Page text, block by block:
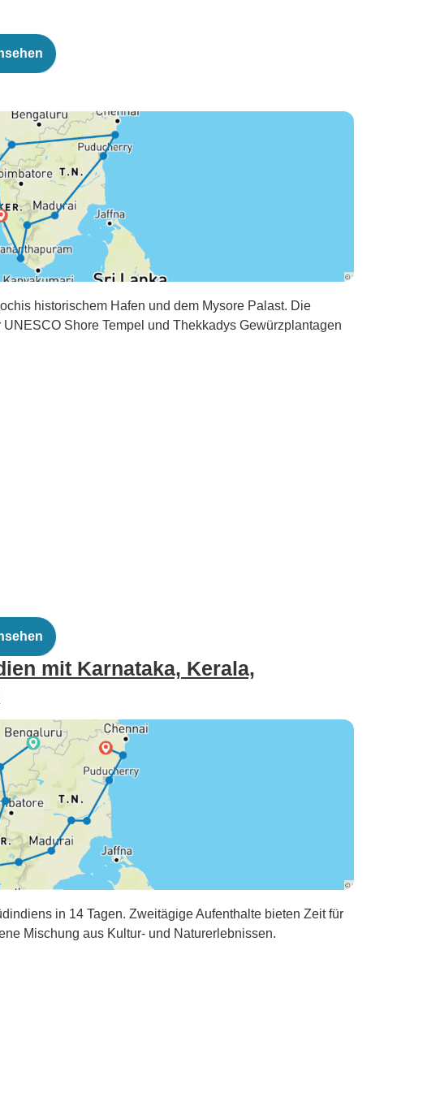
historischem Hafen und dem Mysore Palast. Die
Shore Tempel und Thekkadys Gewürzplantagen
mit Karnataka, Kerala,
in 14 Tagen. Zweitägige Aufenthalte bieten Zeit für
Mischung aus Kultur- und Naturerlebnissen.